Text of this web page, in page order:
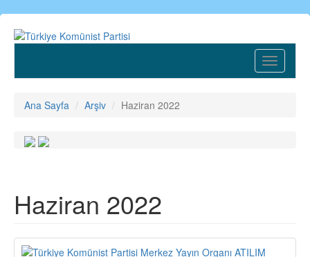
Ana
içeriğe
Toggle
Ana Sayfa Arşiv Haziran 2022
Haziran 2022